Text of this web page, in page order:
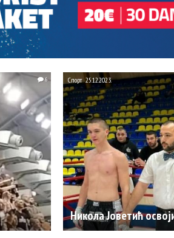
6
Никола Јоветић
Спорт 25.12.2023.